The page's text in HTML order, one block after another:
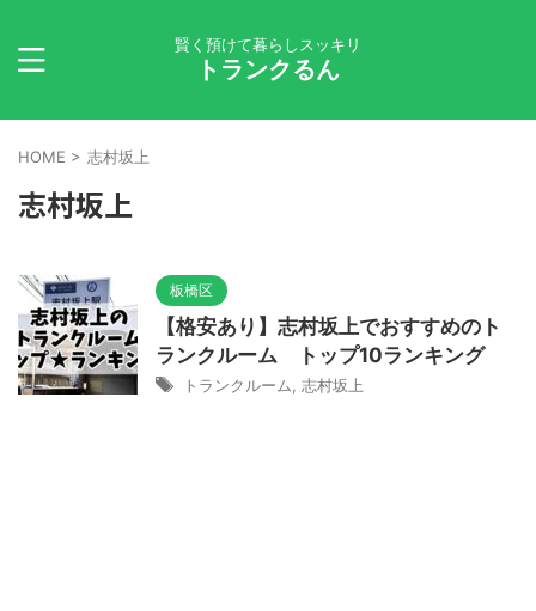
賢く預けて暮らしスッキリ
トランクるん
HOME > 志村坂上
志村坂上
板橋区
【格安あり】志村坂上でおすすめのト
ランクルーム トップ10ランキング
トランクルーム 志村坂上